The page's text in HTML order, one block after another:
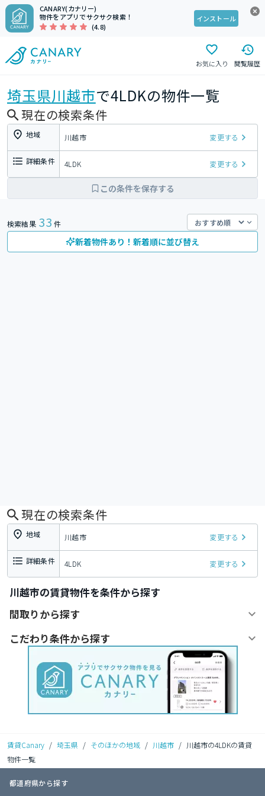
CANARY(カナリー)
物件をアプリでサクサク検索！
(4.8)
インストール
お気に入り 閲覧履歴
埼玉県川越市で4LDKの物件一覧
現在の検索条件
地域 川越市 変更する
詳細条件 4LDK 変更する
この条件を保存する
検索結果 33 件
新着物件あり！新着順に並び替え
現在の検索条件
地域 川越市 変更する
詳細条件 4LDK 変更する
川越市の賃貸物件を条件から探す
間取りから探す
こだわり条件から探す
賃貸Canary / 埼玉県 / そのほかの地域 / 川越市 / 川越市の4LDKの賃貸
物件一覧
都道府県から探す